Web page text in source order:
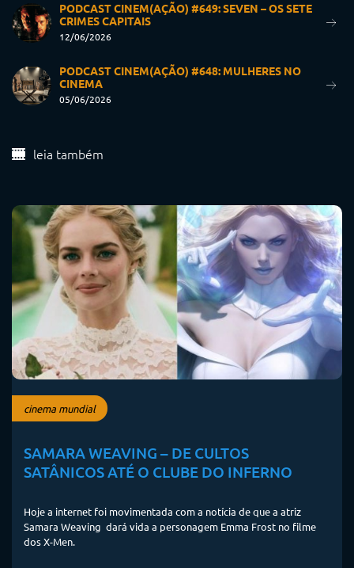
PODCAST CINEM(AÇÃO) #649: SEVEN – OS SETE
CRIMES CAPITAIS
12/06/2026
PODCAST CINEM(AÇÃO) #648: MULHERES NO
CINEMA
05/06/2026
leia também
cinema mundial
SAMARA WEAVING – DE CULTOS
SATÂNICOS ATÉ O CLUBE DO INFERNO
Hoje a internet foi movimentada com a notícia de que a atriz
Samara Weaving dará vida a personagem Emma Frost no filme
dos X-Men.